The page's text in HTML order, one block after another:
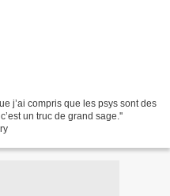
j’ai compris que les psys sont des
un truc de grand sage.''